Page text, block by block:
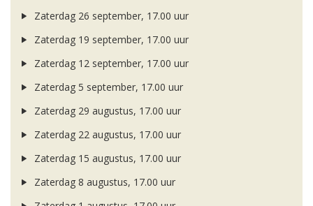
Zaterdag 26 september, 17.00 uur
Zaterdag 19 september, 17.00 uur
Zaterdag 12 september, 17.00 uur
Zaterdag 5 september, 17.00 uur
Zaterdag 29 augustus, 17.00 uur
Zaterdag 22 augustus, 17.00 uur
Zaterdag 15 augustus, 17.00 uur
Zaterdag 8 augustus, 17.00 uur